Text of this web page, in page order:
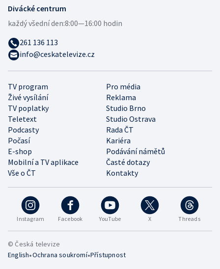
Instagram Facebook YouTube X Threads
TV program
Pro média
Živé vysílání
Reklama
TV poplatky
Studio Brno
Teletext
Studio Ostrava
Podcasty
Rada ČT
Počasí
Kariéra
E-shop
Podávání námětů
Mobilní a TV aplikace
Časté dotazy
Vše o ČT
Kontakty
Divácké centrum
každý všední den:8:00—16:00 hodin
261 136 113
info@ceskatelevize.cz
© Česká televize
English•Ochrana soukromí•Přístupnost